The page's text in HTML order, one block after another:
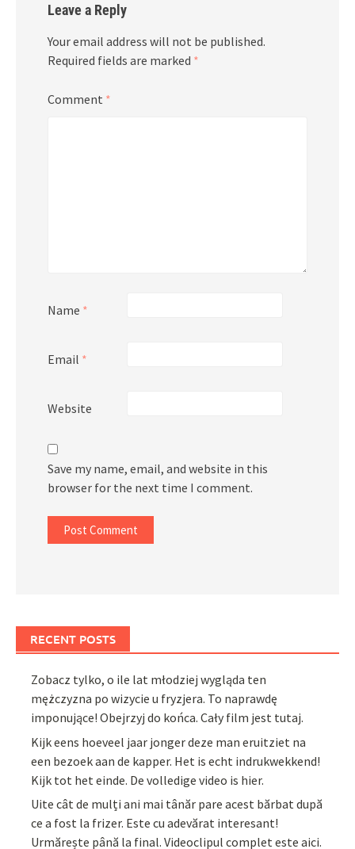
Leave a Reply
Your email address will not be published.
Required fields are marked *
Comment *
Name *
Email *
Website
Save my name, email, and website in this
browser for the next time I comment.
RECENT POSTS
Zobacz tylko, o ile lat młodziej wygląda ten
mężczyzna po wizycie u fryzjera. To naprawdę
imponujące! Obejrzyj do końca. Cały film jest tutaj.
Kijk eens hoeveel jaar jonger deze man eruitziet na
een bezoek aan de kapper. Het is echt indrukwekkend!
Kijk tot het einde. De volledige video is hier.
Uite cât de mulți ani mai tânăr pare acest bărbat după
ce a fost la frizer. Este cu adevărat interesant!
Urmărește până la final. Videoclipul complet este aici.